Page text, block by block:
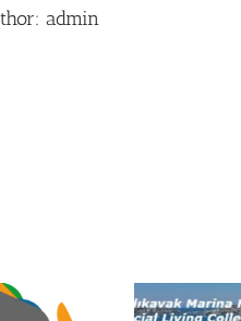
admin